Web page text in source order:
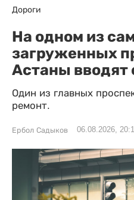
Дороги
На одном из
загруженных
Астаны вводят
Один из главных
ремонт.
Ербол Садыков 06.08.2026,